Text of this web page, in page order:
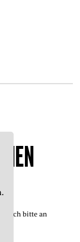
sich bitte an